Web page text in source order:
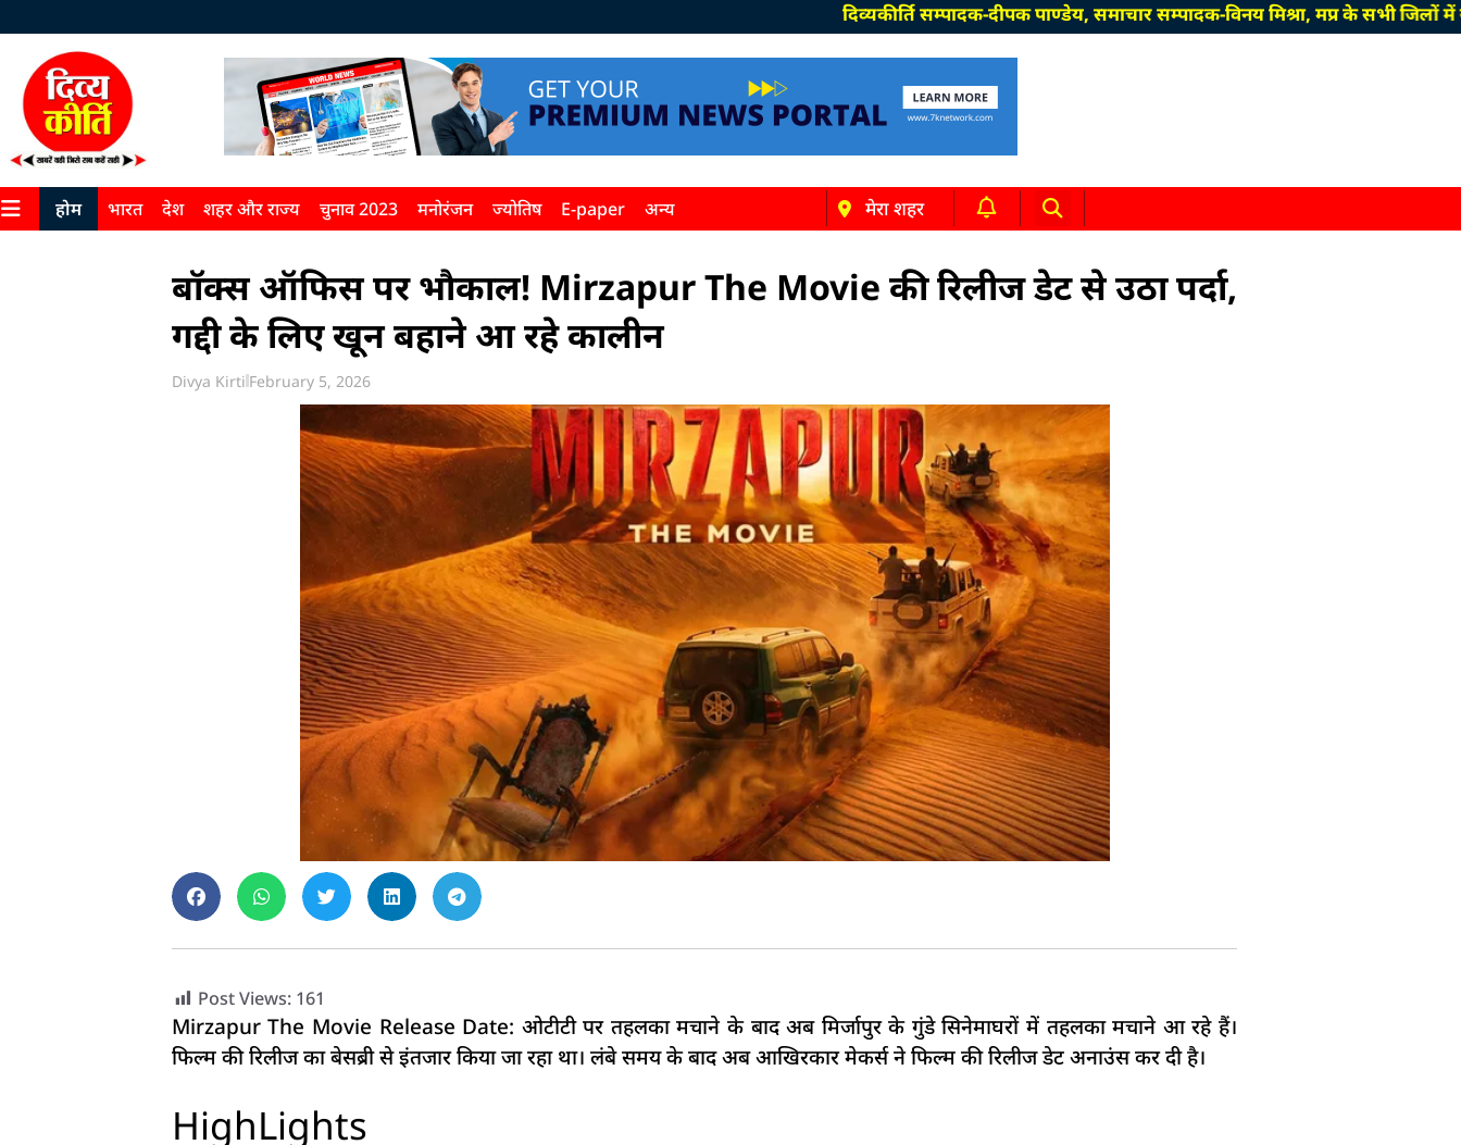
दिव्यकीर्ति सम्पादक-दीपक पाण्डेय, समाचार सम्पादक-विनय मिश्रा, मप्र के सभी जिलों में
होम भारत देश शहर और राज्य चुनाव 2023 मनोरंजन ज्योतिष E-paper अन्य मेरा शहर
बॉक्स ऑफिस पर भौकाल! Mirzapur The Movie की रिलीज डेट से उठा पर्दा,
गद्दी के लिए खून बहाने आ रहे कालीन
Divya Kirti February 5, 2026
Post Views: 161
Mirzapur The Movie Release Date: ओटीटी पर तहलका मचाने के बाद अब मिर्जापुर के गुंडे सिनेमाघरों में तहलका मचाने आ रहे हैं।
फिल्म की रिलीज का बेसब्री से इंतजार किया जा रहा था। लंबे समय के बाद अब आखिरकार मेकर्स ने फिल्म की रिलीज डेट अनाउंस कर दी है।
HighLights